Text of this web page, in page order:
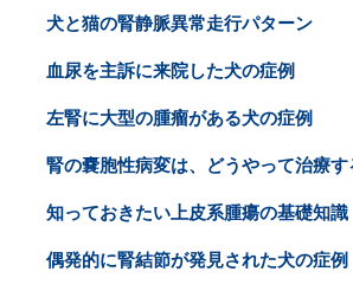
犬と猫の腎静脈異常走行パターン
血尿を主訴に来院した犬の症例
左腎に大型の腫瘤がある犬の症例
腎の嚢胞性病変は、どうやって治療す
知っておきたい上皮系腫瘍の基礎知識
偶発的に腎結節が発見された犬の症例